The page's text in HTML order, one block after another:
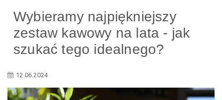
Wybieramy najpiękniejszy
zestaw kawowy na lata - jak
szukać tego idealnego?
12.06.2024